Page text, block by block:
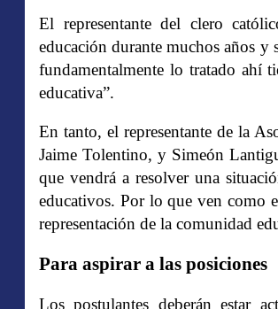
El representante del clero
educación durante muchos años y
fundamentalmente lo tratado ahí
educativa”.
En tanto, el representante de la
Jaime Tolentino, y Simeón
que vendrá a resolver una
educativos. Por lo que ven como
representación de la comunidad
Para aspirar a las posiciones
Los postulantes deberán estar